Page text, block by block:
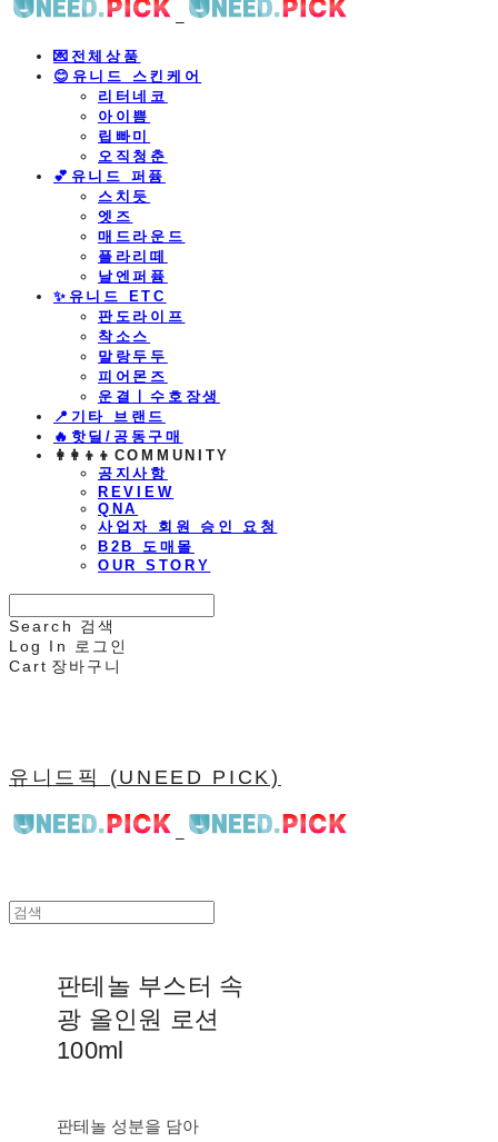
💌전체상품
😊유니드 스킨케어
리터네코
아이쁨
립빠미
오직청춘
💕유니드 퍼퓸
스치듯
엣즈
매드라운드
플라리떼
날엔퍼퓸
​✨유니드 ETC
판도라이프
착소스
말랑두두
피어몬즈
운결ㅣ수호장생
📍기타 브랜드
🔥핫딜/공동구매
👩‍👩‍👦‍👦COMMUNITY
공지사항
REVIEW
QNA
사업자 회원 승인 요청
B2B 도매몰
OUR STORY
Search
검색
Log In
로그인
Cart 장바구니
유니드픽 (UNEED PICK)
판테놀 부스터 속
광 올인원 로션
100ml
판테놀 성분을 담아